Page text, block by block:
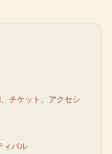
チケット、アクセシ
ィバル